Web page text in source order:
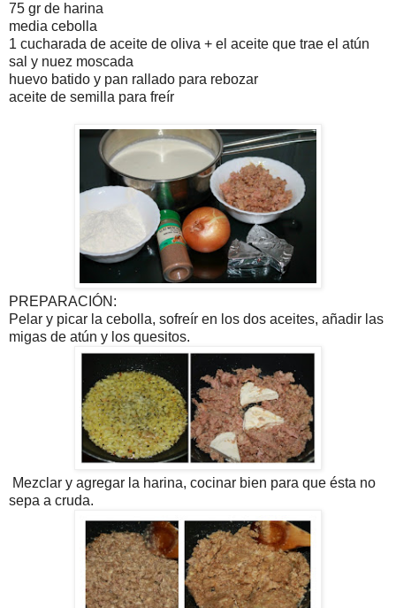
75 gr de harina
media cebolla
1 cucharada de aceite de oliva + el aceite que trae el atún
sal y nuez moscada
huevo batido y pan rallado para rebozar
aceite de semilla para freír
PREPARACIÓN:
Pelar y picar la cebolla, sofreír en los dos aceites, añadir las
migas de atún y los quesitos.
Mezclar y agregar la harina, cocinar bien para que ésta no
sepa a cruda.